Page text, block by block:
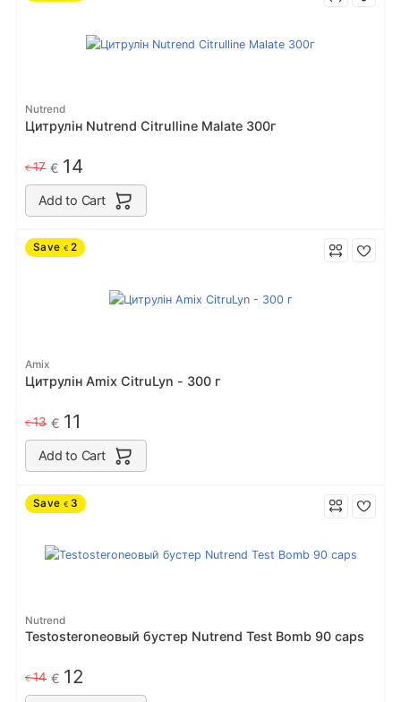
Nutrend
Цитрулін Nutrend Citrulline Malate 300г
€17 € 14
Add to Cart
Save € 2
Amix
Цитрулін Amix CitruLyn - 300 г
€13 € 11
Add to Cart
Save € 3
Nutrend
Testosteroneовый бустер Nutrend Test Bomb 90 caps
€14 € 12